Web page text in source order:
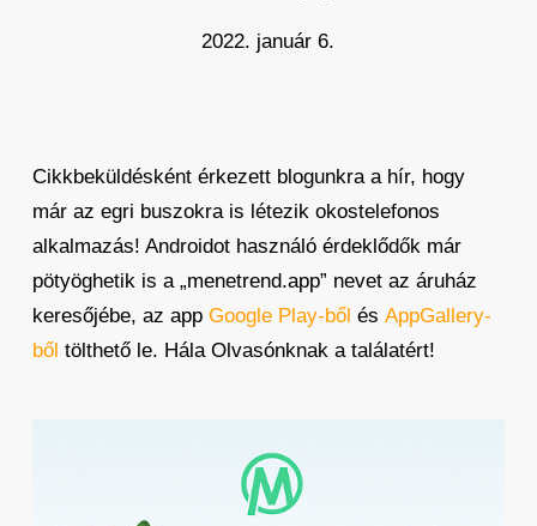
2022. január 6.
Cikkbeküldésként érkezett blogunkra a hír, hogy
már az egri buszokra is létezik okostelefonos
alkalmazás! Androidot használó érdeklődők már
pötyöghetik is a „menetrend.app” nevet az áruház
keresőjébe, az app Google Play-ből és AppGallery-
ből tölthető le. Hála Olvasónknak a találatért!